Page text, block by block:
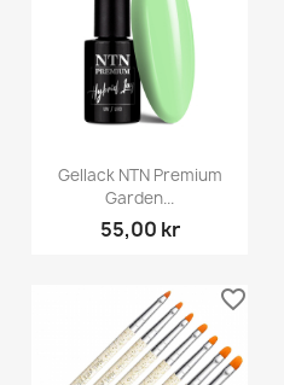
Gellack NTN Premium
Garden...
55,00 kr
favorite_border